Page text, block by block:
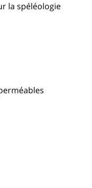
la spéléologie